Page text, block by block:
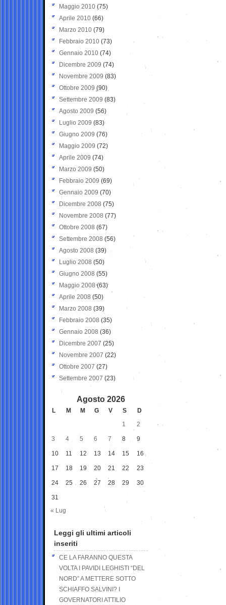
Maggio 2010 (75)
Aprile 2010 (66)
Marzo 2010 (79)
Febbraio 2010 (73)
Gennaio 2010 (74)
Dicembre 2009 (74)
Novembre 2009 (83)
Ottobre 2009 (90)
Settembre 2009 (83)
Agosto 2009 (56)
Luglio 2009 (83)
Giugno 2009 (76)
Maggio 2009 (72)
Aprile 2009 (74)
Marzo 2009 (50)
Febbraio 2009 (69)
Gennaio 2009 (70)
Dicembre 2008 (75)
Novembre 2008 (77)
Ottobre 2008 (67)
Settembre 2008 (56)
Agosto 2008 (39)
Luglio 2008 (50)
Giugno 2008 (55)
Maggio 2008(63)
Aprile 2008 (50)
Marzo 2008 (39)
Febbraio 2008 (35)
Gennaio 2008 (36)
Dicembre 2007 (25)
Novembre 2007 (22)
Ottobre 2007 (27)
Settembre 2007 (23)
Agosto 2026
L M M G V S
D
1
2
3 4 5 6 7 8 9
10 11 12 13 14 15 16
17 18 19 20 21 22 23
24 25 26 27 28 29 30
31
« Lug
Leggi gli ultimi articoli
inseriti
CE LA FARANNO QUESTA
VOLTA I PAVIDI LEGHISTI “DEL
NORD” A METTERE SOTTO
SCHIAFFO SALVINI? I
GOVERNATORI ATTILIO